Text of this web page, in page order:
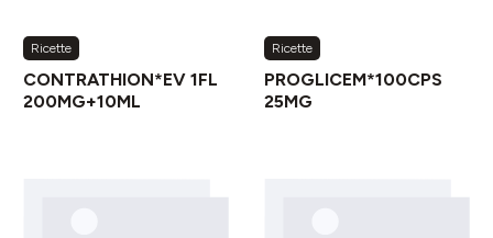
Ricette
CONTRATHION*EV 1FL
200MG+10ML
Ricette
PROGLICEM*100CPS
25MG